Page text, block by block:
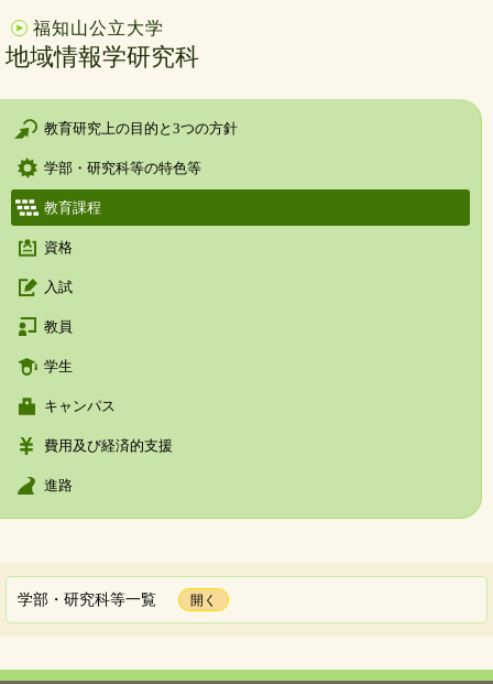
福知山公立大学
地域情報学研究科
教育研究上の目的と3つの方針
学部・研究科等の特色等
教育課程
資格
入試
教員
学生
キャンパス
費用及び経済的支援
進路
学部・研究科等一覧